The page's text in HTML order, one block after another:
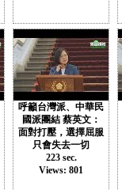
呼籲台灣派、中華民
國派團結 蔡英文：
面對打壓，選擇屈服
只會失去一切
223 sec.
Views: 801